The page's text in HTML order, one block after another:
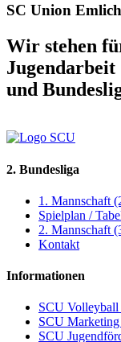
SC Union
Wir stehen
Jugendarbeit
und
2. Bundesliga
1. Mannschaft
Spielplan /
2. Mannschaft
Kontakt
Informationen
SCU
SCU
SCU